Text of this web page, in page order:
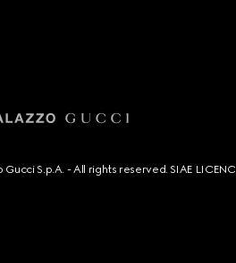
S.p.A. - All rights reserved. SIAE